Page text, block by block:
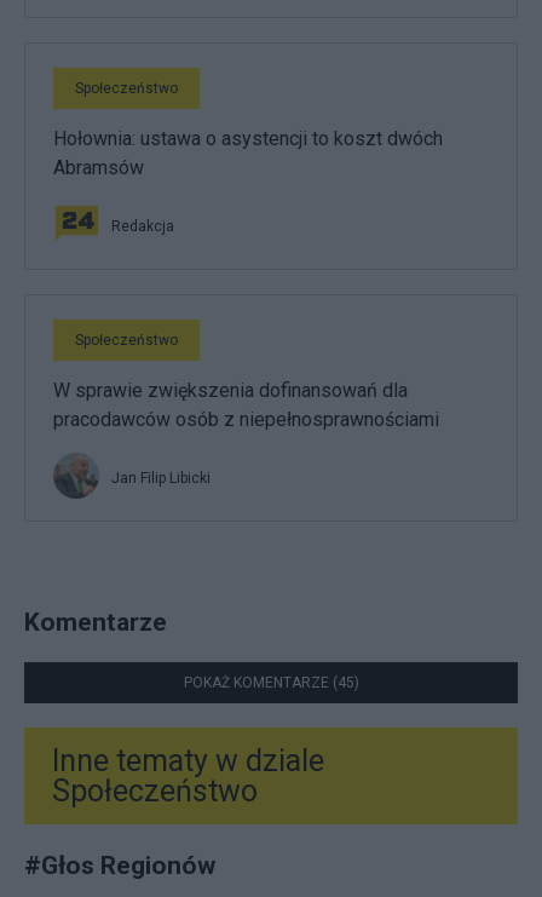
Społeczeństwo
Hołownia: ustawa o asystencji to koszt dwóch
Abramsów
Redakcja
Społeczeństwo
W sprawie zwiększenia dofinansowań dla
pracodawców osób z niepełnosprawnościami
Jan Filip Libicki
Komentarze
POKAŻ KOMENTARZE (45)
Inne tematy w dziale
Społeczeństwo
#Głos Regionów